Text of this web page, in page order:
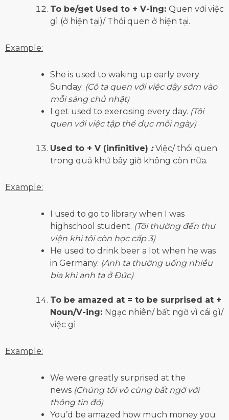
To be/get Used to + V-ing: Quen với việc
gì (ở hiện tại)/ Thói quen ở hiện tại.
Example:
She is used to waking up early every
Sunday. (Cô ta quen với việc dậy sớm vào
mỗi sáng chủ nhật)
I get used to exercising every day. (Tôi
quen với việc tập thể dục mỗi ngày)
Used to + V (infinitive) :Việc/ thói quen
trong quá khứ bây giờ không còn nữa.
Example:
I used to go to library when I was
highschool student. (Tôi thường đến thư
viện khi tôi còn học cấp 3)
He used to drink beer a lot when he was
in Germany. (Anh ta thường uống nhiều
bia khi anh ta ở Đức)
To be amazed at = to be surprised at +
Noun/V-ing: Ngạc nhiên/ bất ngờ vì cái gì/
việc gì .
Example:
We were greatly surprised at the
news (Chúng tôi vô cùng bất ngờ với
thông tin đó)
You’d be amazed how much money you